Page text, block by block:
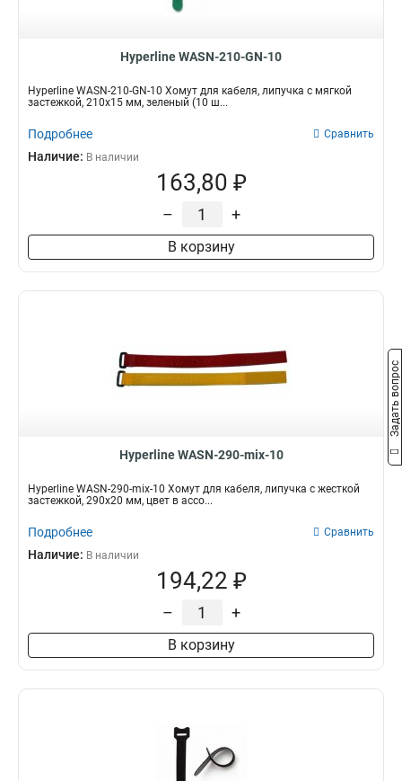
Hyperline WASN-210-GN-10
Hyperline WASN-210-GN-10 Хомут для кабеля, липучка с мягкой
застежкой, 210x15 мм, зеленый (10 ш...
Подробнее Сравнить
Наличие: В наличии
163,80 ₽
– +
В корзину
Hyperline WASN-290-mix-10
Hyperline WASN-290-mix-10 Хомут для кабеля, липучка с жесткой
застежкой, 290x20 мм, цвет в ассо...
Подробнее Сравнить
Наличие: В наличии
194,22 ₽
– +
В корзину
Задать вопрос